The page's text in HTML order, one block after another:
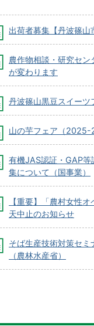
出荷者募集【丹波篠山
農作物相談・研究セ
が変わります
丹波篠山黒豆スイーツ
山の芋フェア（2025-
有機JAS認証・GAP等
集について（国事業）
【重要】「農村女性
天中止のお知らせ
そば生産技術対策セミ
（農林水産省）